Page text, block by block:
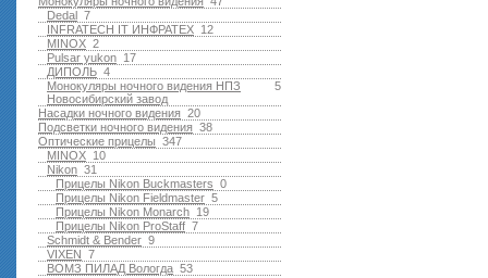
7
Dedal
12
INFRATECH IT ИНФРАТЕХ
2
MINOX
17
Pulsar yukon
4
ДИПОЛЬ
5
Монокуляры ночного видения НПЗ
Новосибирский завод
20
Насадки ночного видения
38
Подсветки ночного видения
347
Оптические прицелы
10
MINOX
31
Nikon
0
Прицелы Nikon Buckmasters
5
Прицелы Nikon Fieldmaster
19
Прицелы Nikon Monarch
7
Прицелы Nikon ProStaff
9
Schmidt & Bender
7
VIXEN
53
ВОМЗ ПИЛАД Вологда